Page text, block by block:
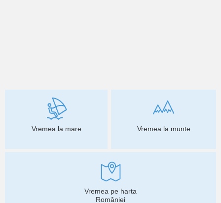
Vremea la mare Vremea la munte
Vremea pe harta
României